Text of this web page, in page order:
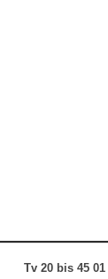
Tv 20 bis 45 01